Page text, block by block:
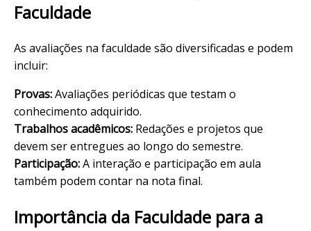
Faculdade
As avaliações na faculdade são diversificadas e podem
incluir:
Provas:Avaliações periódicas que testam o
conhecimento adquirido.
Trabalhos acadêmicos: Redações e projetos que
devem ser entregues ao longo do semestre.
Participação:A interação e participação em aula
também podem contar na nota final.
Importância da Faculdade para a